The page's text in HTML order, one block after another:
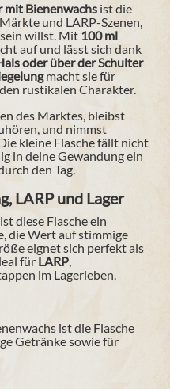
mit Bienenwachs ist die
und LARP-Szenen,
willst. Mit 100 ml
auf und lässt sich dank
oder über der Schulter
macht sie für
rustikalen Charakter.
des Marktes, bleibst
und nimmst
kleine Flasche fällt nicht
in deine Gewandung ein
den Tag.
LARP und Lager
diese Flasche ein
die Wert auf stimmige
eignet sich perfekt als
für LARP,
im Lagerleben.
ist die Flasche
Getränke sowie für